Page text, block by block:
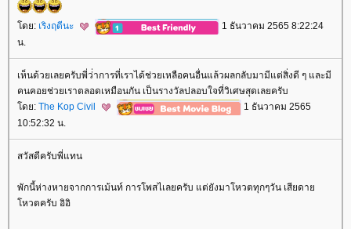
ดย: เริงฤดีนะ
1 ธันวาคม 2565 8:22:24
น.
เห็นด้วยเลยครับพี่ว่่าการที่เราได้ช่วยเหลือคนอื่นแล้วผลกลับมามีแต่สิ่งดี ๆ และมี
คนคอยช่วยเราตลอดเหมือนกัน เป็นรางวัลปลอบใจที่วิเศษสุดเลยครับ
ดย: The Kop Civil
1 ธันวาคม 2565
10:52:32 น.
สวัสดีครับพี่แทน
พักนี้ห่างหายจากการเม้นท์ การโพสไเลยครับ แต่ยังมาโหวตทุกๆวัน เสียดา
หวตครับ อิอิ